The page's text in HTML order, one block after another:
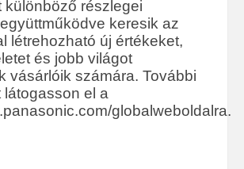
különböző részlegei
keresik az
létrehozható új értékeket,
és jobb világot
vásárlóik számára. További
látogasson el a
globalweboldalra.